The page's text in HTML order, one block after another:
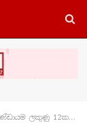
ලකුණු 12ක පරායක්